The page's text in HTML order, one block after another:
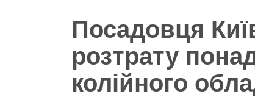
Посадовця
розтрату
колійного